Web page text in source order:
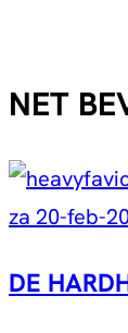
NET
za 20-feb-
DE